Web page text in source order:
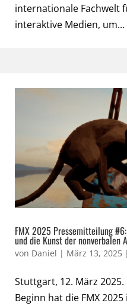
internationale Fachwelt
interaktive Medien, um...
FMX 2025 Pressemitteilung
und die Kunst der nonverbalen
von Daniel | März 13, 2025 |
Stuttgart, 12. März
Beginn hat die FMX